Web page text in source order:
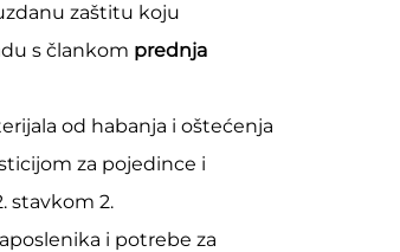
zaštitu koju
s člankom prednja
od habanja i oštećenja
za pojedince i
stavkom 2.
i potrebe za